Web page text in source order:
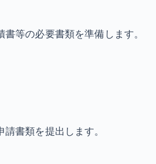
等の必要書類を準備します。
書類を提出します。